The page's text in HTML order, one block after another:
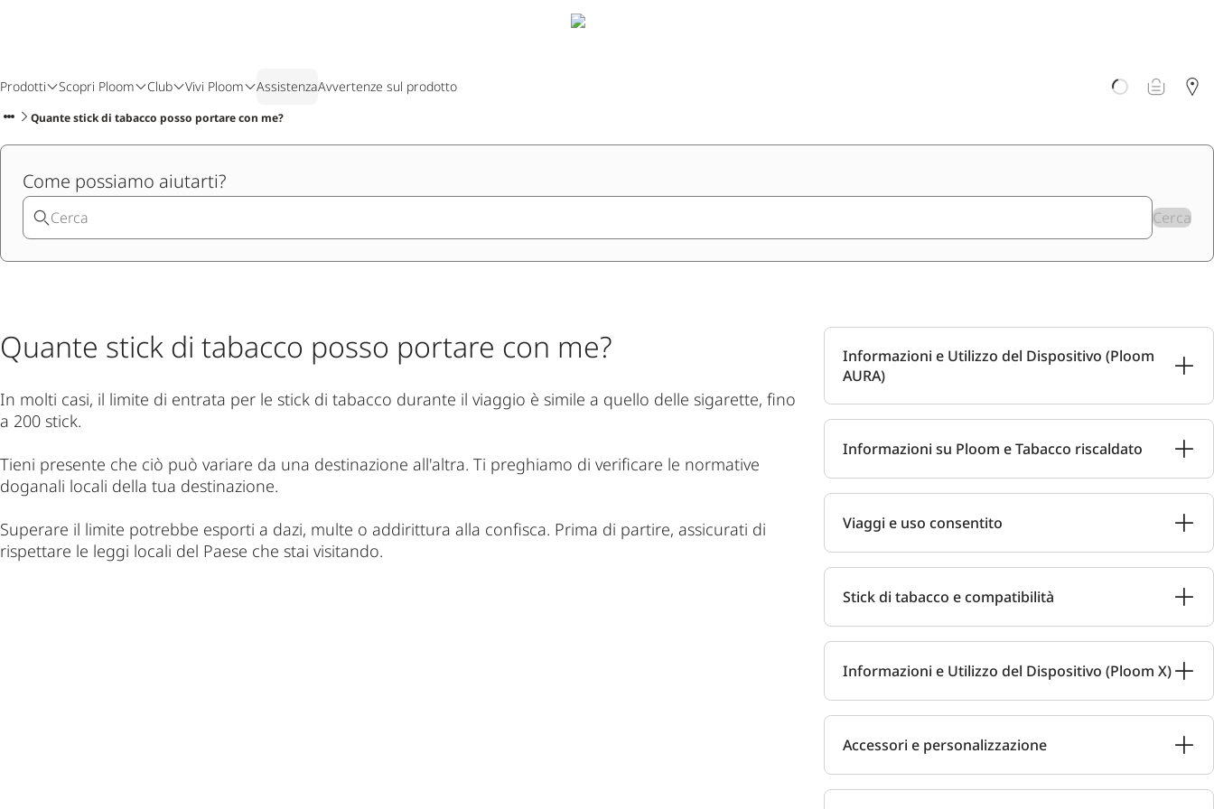
Prodotti Scopri Ploom Club Vivi Ploom AssistenzaAvvertenze sul prodotto
Quante stick di tabacco posso portare con me?
Come possiamo aiutarti?
Cerca
Quante stick di tabacco posso portare con me?
In molti casi, il limite di entrata per le stick di tabacco durante il viaggio è simile a quello delle sigarette, fino
a 200 stick.
Tieni presente che ciò può variare da una destinazione all'altra. Ti preghiamo di verificare le normative
doganali locali della tua destinazione.
Superare il limite potrebbe esporti a dazi, multe o addirittura alla confisca. Prima di partire, assicurati di
rispettare le leggi locali del Paese che stai visitando.
Informazioni e Utilizzo del Dispositivo (Ploom
AURA)
Informazioni su Ploom e Tabacco riscaldato
Viaggi e uso consentito
Stick di tabacco e compatibilità
Informazioni e Utilizzo del Dispositivo (Ploom X)
Accessori e personalizzazione